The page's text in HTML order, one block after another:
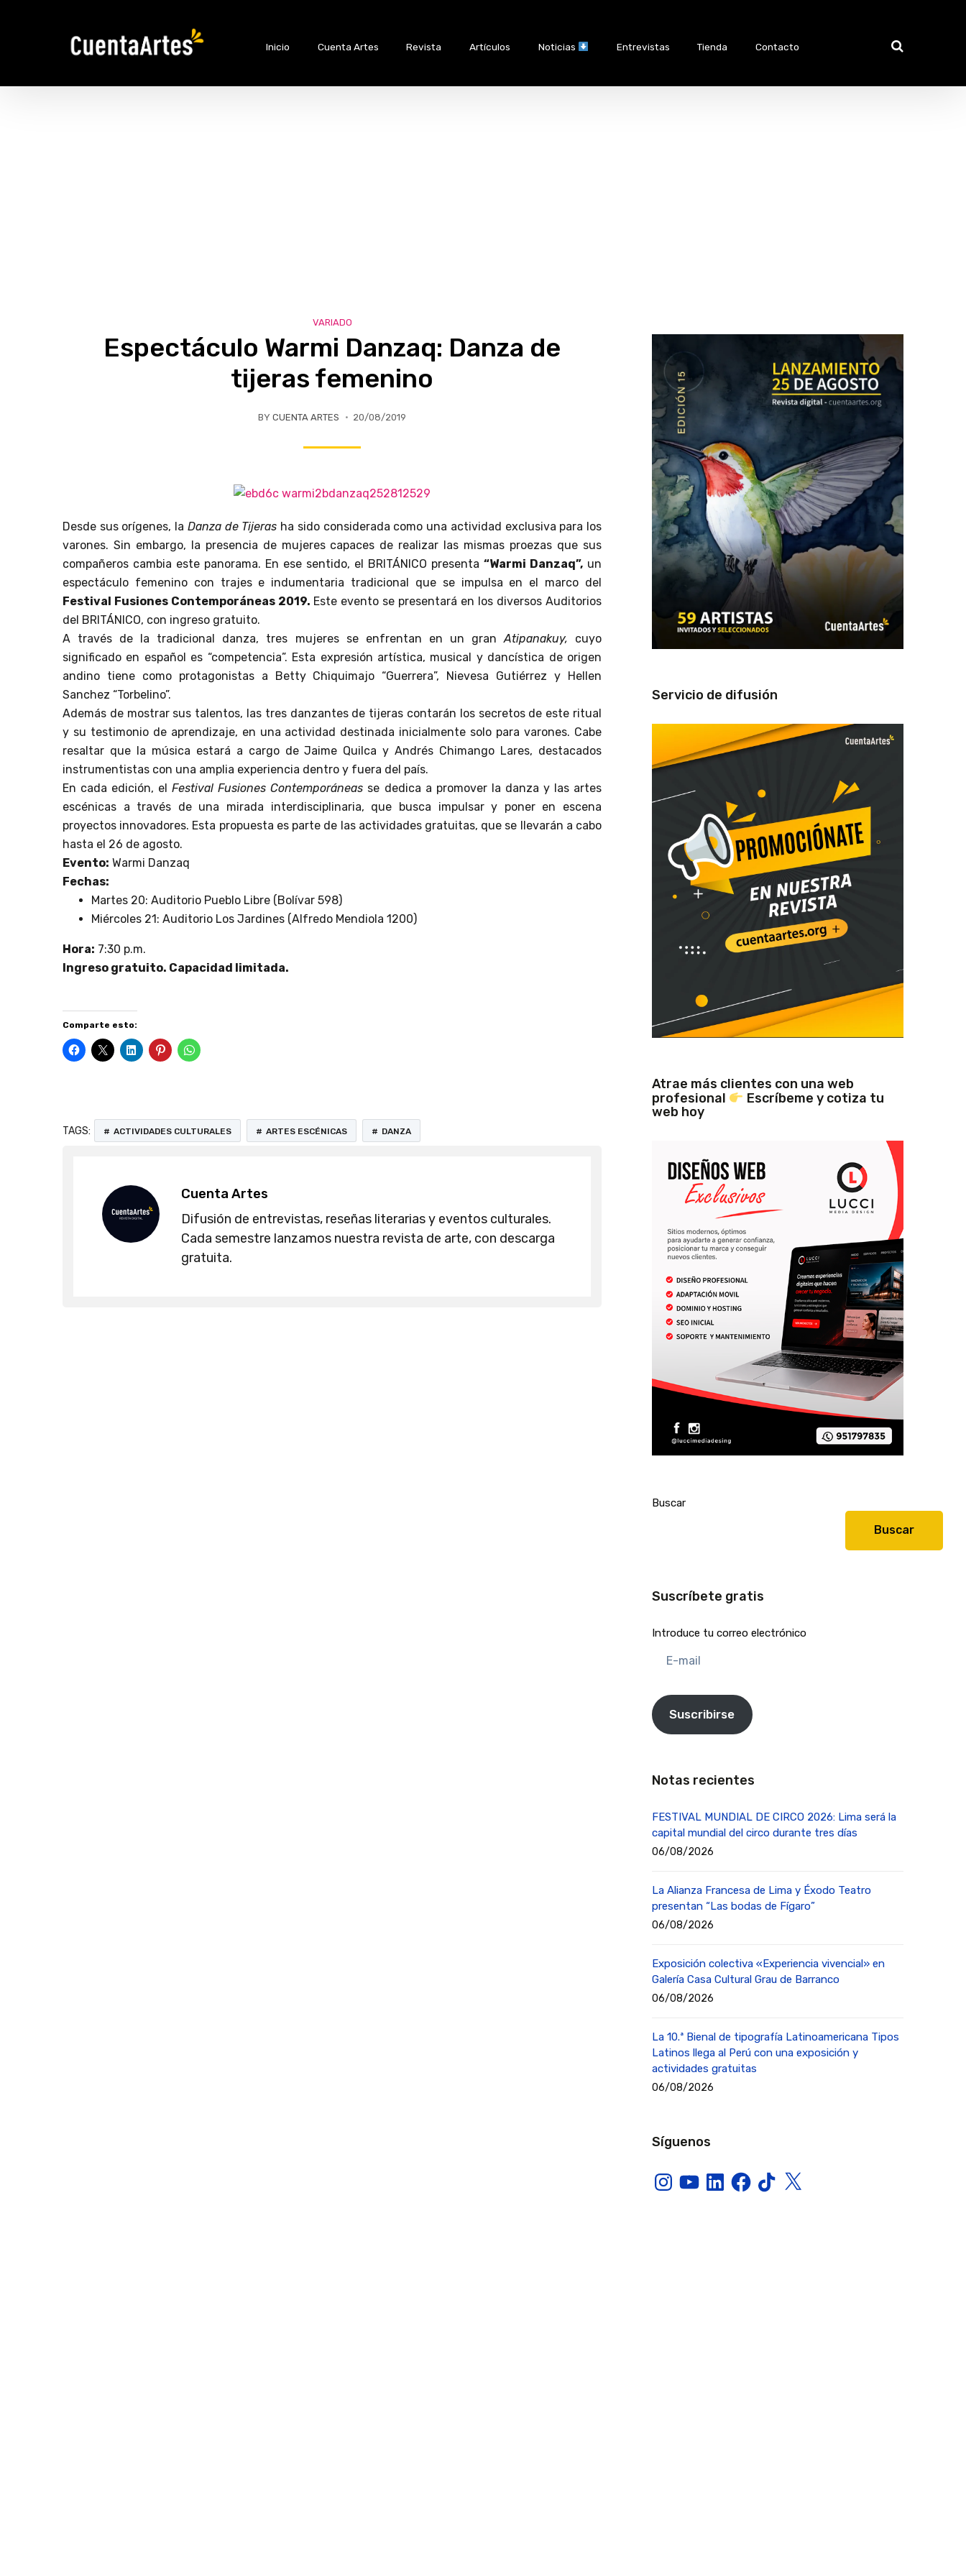
Inicio Cuenta Artes Revista Artículos Noticias Entrevistas Tienda Contacto
VARIADO
Espectáculo Warmi Danzaq: Danza de
tijeras femenino
BY CUENTA ARTES 20/08/2019
Desde sus orígenes, la Danza de Tijeras ha sido considerada como una actividad exclusiva para los
varones. Sin embargo, la presencia de mujeres capaces de realizar las mismas proezas que sus
compañeros cambia este panorama. En ese sentido, el BRITÁNICO presenta “Warmi Danzaq”, un
espectáculo femenino con trajes e indumentaria tradicional que se impulsa en el marco del
Festival Fusiones Contemporáneas 2019. Este evento se presentará en los diversos Auditorios
del BRITÁNICO, con ingreso gratuito.
A través de la tradicional danza, tres mujeres se enfrentan en un granAtipanakuy, cuyo
significado en español es “competencia”. Esta expresión artística, musical y dancística de origen
andino tiene como protagonistas a Betty Chiquimajo “Guerrera”, Nievesa Gutiérrez y Hellen
Sanchez “Torbelino”.
Además de mostrar sus talentos, las tres danzantes de tijeras contarán los secretos de este ritual
y su testimonio de aprendizaje, en una actividad destinada inicialmente solo para varones. Cabe
resaltar que la música estará a cargo de Jaime Quilca y Andrés Chimango Lares, destacados
instrumentistas con una amplia experiencia dentro y fuera del país.
En cada edición, elFestival Fusiones Contemporáneas se dedica a promover la danza y las artes
escénicas a través de una mirada interdisciplinaria, que busca impulsar y poner en escena
proyectos innovadores. Esta propuesta es parte de las actividades gratuitas, que se llevarán a cabo
hasta el 26 de agosto.
Evento: Warmi Danzaq
Fechas:
Martes 20: Auditorio Pueblo Libre (Bolívar 598)
Miércoles 21: Auditorio Los Jardines (Alfredo Mendiola 1200)
Hora: 7:30 p.m.
Ingreso gratuito. Capacidad limitada.
Comparte esto:
TAGS: ACTIVIDADES CULTURALES ARTES ESCÉNICAS DANZA
Cuenta Artes
Difusión de entrevistas, reseñas literarias y eventos culturales.
Cada semestre lanzamos nuestra revista de arte, con descarga
gratuita.
Servicio de difusión
Atrae más clientes con una web
profesional
Escríbeme y cotiza tu
web hoy
Buscar
Buscar
Suscríbete gratis
Introduce tu correo electrónico
mail
Suscribirse
Notas recientes
FESTIVAL MUNDIAL DE CIRCO 2026: Lima será la
capital mundial del circo durante tres días
06/08/2026
La Alianza Francesa de Lima y Éxodo Teatro
presentan “Las bodas de Fígaro”
06/08/2026
Exposición colectiva «Experiencia vivencial» en
Galería Casa Cultural Grau de Barranco
06/08/2026
La 10.ª Bienal de tipografía Latinoamericana Tipos
Latinos llega al Perú con una exposición y
actividades gratuitas
06/08/2026
Síguenos
InstagramYouTubeLinkedInFacebook
TikTokX